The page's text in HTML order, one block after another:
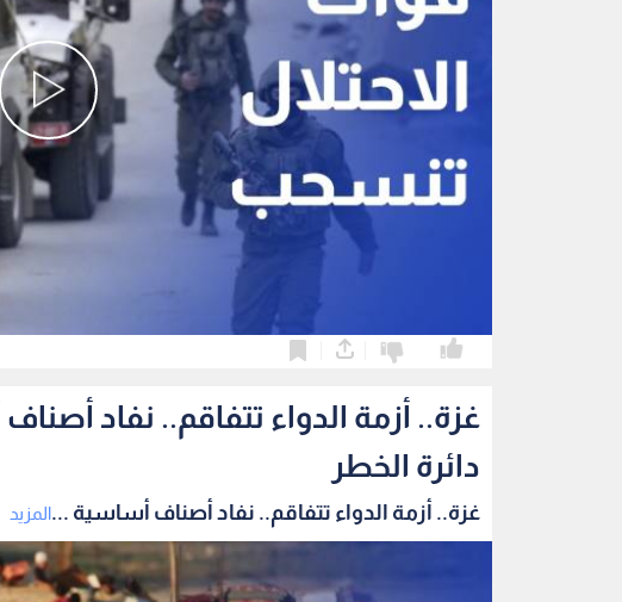
غزة.. أزمة الدواء تتفاقم.. نفاد
دائرة الخطر
غزة.. أزمة الدواء تتفاقم.. نفاد أصناف أساسية ...المزيد